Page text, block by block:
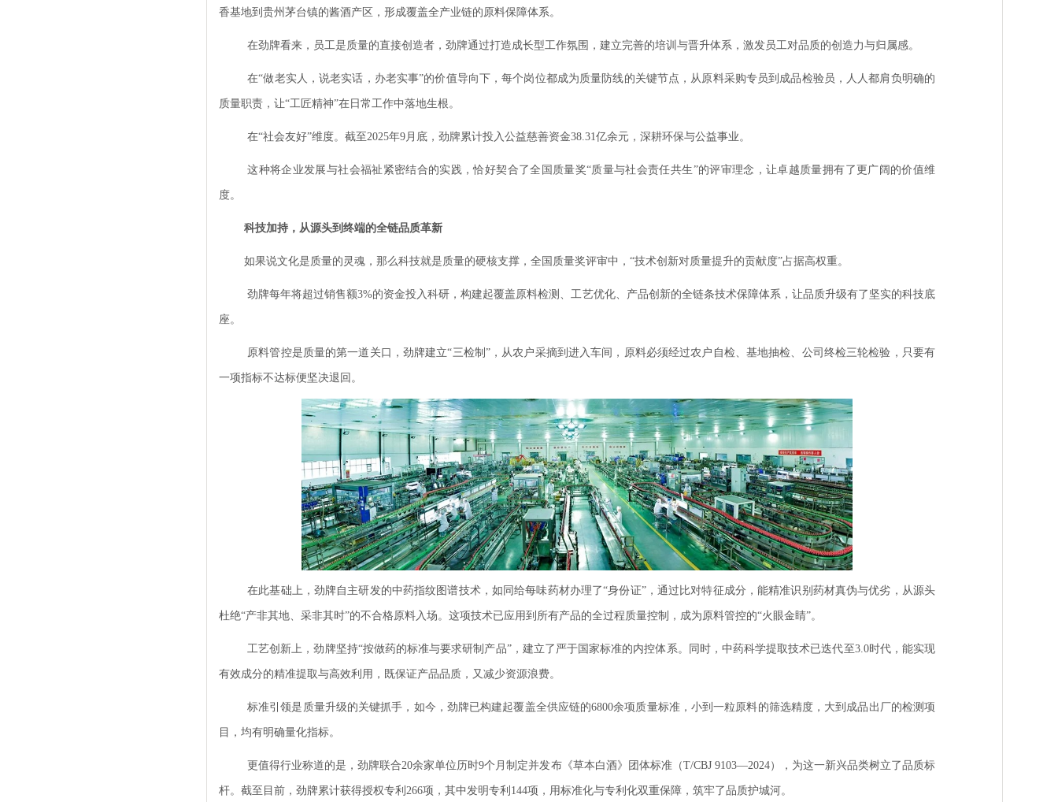
香基地到贵州茅台镇的酱酒产区，形成覆盖全产业链的原料保障体系。
在劲牌看来，员工是质量的直接创造者，劲牌通过打造成长型工作氛围，建立完善的培训与晋升体系，激发员工对品质的创造力与归属感。
在“做老实人，说老实话，办老实事”的价值导向下，每个岗位都成为质量防线的关键节点，从原料采购专员到成品检验员，人人都肩负明确的
质量职责，让“工匠精神”在日常工作中落地生根。
在“社会友好”维度。截至2025年9月底，劲牌累计投入公益慈善资金38.31亿余元，深耕环保与公益事业。
这种将企业发展与社会福祉紧密结合的实践，恰好契合了全国质量奖“质量与社会责任共生”的评审理念，让卓越质量拥有了更广阔的价值维
度。
科技加持，从源头到终端的全链品质革新
如果说文化是质量的灵魂，那么科技就是质量的硬核支撑，全国质量奖评审中，“技术创新对质量提升的贡献度”占据高权重。
劲牌每年将超过销售额3%的资金投入科研，构建起覆盖原料检测、工艺优化、产品创新的全链条技术保障体系，让品质升级有了坚实的科技底
座。
原料管控是质量的第一道关口，劲牌建立“三检制”，从农户采摘到进入车间，原料必须经过农户自检、基地抽检、公司终检三轮检验，只要有
一项指标不达标便坚决退回。
在此基础上，劲牌自主研发的中药指纹图谱技术，如同给每味药材办理了“身份证”，通过比对特征成分，能精准识别药材真伪与优劣，从源头
杜绝“产非其地、采非其时”的不合格原料入场。这项技术已应用到所有产品的全过程质量控制，成为原料管控的“火眼金睛”。
工艺创新上，劲牌坚持“按做药的标准与要求研制产品”，建立了严于国家标准的内控体系。同时，中药科学提取技术已迭代至3.0时代，能实现
有效成分的精准提取与高效利用，既保证产品品质，又减少资源浪费。
标准引领是质量升级的关键抓手，如今，劲牌已构建起覆盖全供应链的6800余项质量标准，小到一粒原料的筛选精度，大到成品出厂的检测项
目，均有明确量化指标。
更值得行业称道的是，劲牌联合20余家单位历时9个月制定并发布《草本白酒》团体标准（T/CBJ 9103—2024），为这一新兴品类树立了品质标
杆。截至目前，劲牌累计获得授权专利266项，其中发明专利144项，用标准化与专利化双重保障，筑牢了品质护城河。